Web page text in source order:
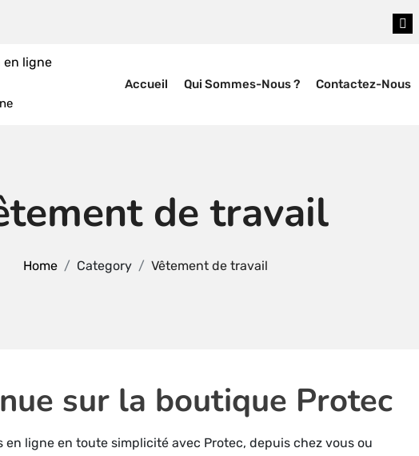
Accueil Qui Sommes-Nous ? Contactez-Nous
de travail
Home Category Vêtement de travail
sur la boutique Protec
en ligne en toute simplicité avec Protec, depuis chez vous ou